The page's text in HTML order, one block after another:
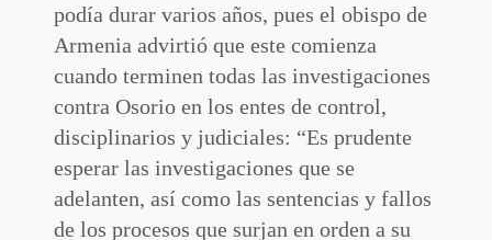
podía durar varios años, pues el obispo de
Armenia advirtió que este comienza
cuando terminen todas las investigaciones
contra Osorio en los entes de control,
disciplinarios y judiciales: “Es prudente
esperar las investigaciones que se
adelanten, así como las sentencias y fallos
de los procesos que surjan en orden a su